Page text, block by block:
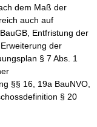
dem Maß der
auch auf
Entfristung der
der
§ 7 Abs. 1
§§ 16, 19a BauNVO,
§ 20